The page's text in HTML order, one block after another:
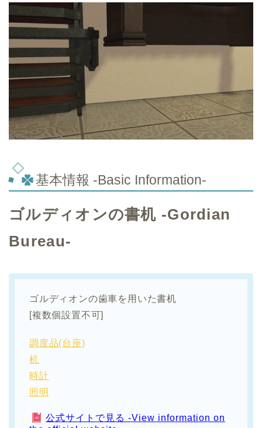
基本情報 -Basic Information-
ゴルディオンの書机 -Gordian
Bureau-
ゴルディオンの歯車を用いた書机
[複数個設置不可]
調度品(台座)
机
時計
照明
公式サイトで見る -View information on